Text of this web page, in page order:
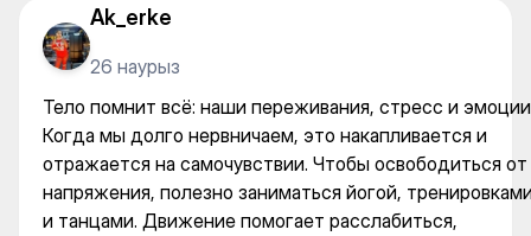
Ak_erke
26 наурыз
Тело помнит всё: наши переживания, стресс и
Когда мы долго нервничаем, это накапливается и
отражается на самочувствии. Чтобы освободиться от
напряжения, полезно заниматься йогой,
и танцами. Движение помогает расслабиться,